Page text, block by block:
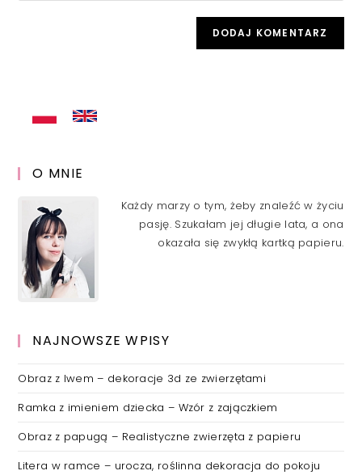
O MNIE
Każdy marzy o tym, żeby znaleźć w życiu
pasję. Szukałam jej długie lata, a ona
okazała się zwykłą kartką papieru.
NAJNOWSZE WPISY
Obraz z lwem – dekoracje 3d ze zwierzętami
Ramka z imieniem dziecka – Wzór z zajączkiem
Obraz z papugą – Realistyczne zwierzęta z papieru
Litera w ramce – urocza, roślinna dekoracja do pokoju